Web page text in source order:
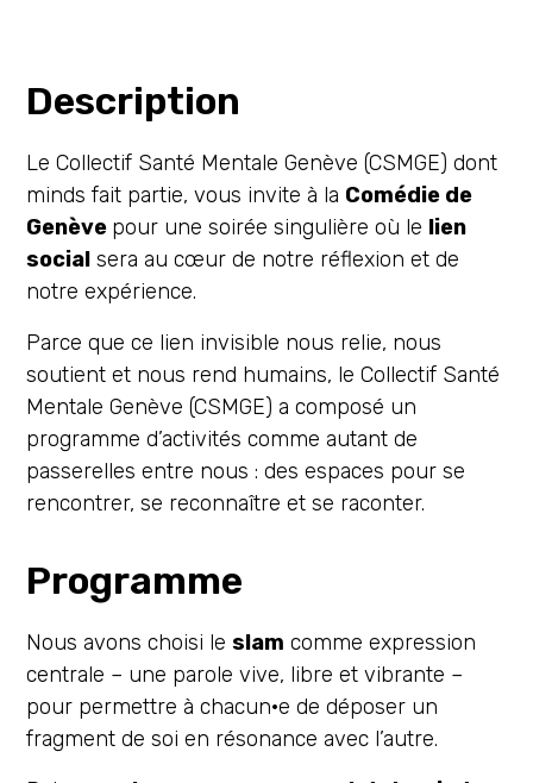
Description
Le Collectif Santé Mentale Genève (CSMGE) dont
minds fait partie, vous invite à la Comédie de
Genève pour une soirée singulière où le lien
social sera au cœur de notre réflexion et de
notre expérience.
Parce que ce lien invisible nous relie, nous
soutient et nous rend humains, le Collectif Santé
Mentale Genève (CSMGE) a composé un
programme d’activités comme autant de
passerelles entre nous : des espaces pour se
rencontrer, se reconnaître et se raconter.
Programme
Nous avons choisi leslam comme expression
centrale – une parole vive, libre et vibrante –
pour permettre à chacun·e de déposer un
fragment de soi en résonance avec l’autre.